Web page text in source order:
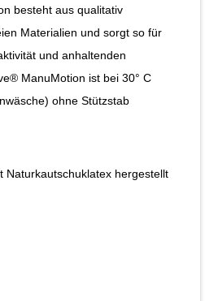
besteht aus qualitativ
Materialien und sorgt so für
und anhaltenden
ManuMotion ist bei 30° C
ohne Stützstab
Naturkautschuklatex hergestellt